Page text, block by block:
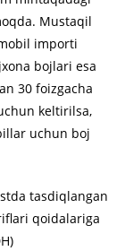
Mustaqil
importi
bojlari esa
30 foizgacha
keltirilsa,
uchun boj
tasdiqlangan
qoidalariga